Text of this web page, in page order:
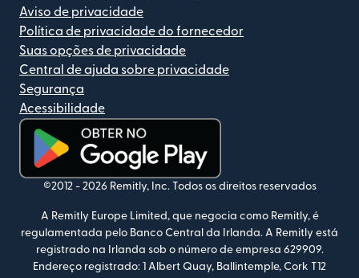
Aviso de privacidade
Política de privacidade do fornecedor
Suas opções de privacidade
Central de ajuda sobre privacidade
Segurança
Acessibilidade
(abre em uma nova janela)
©2012 - 2026 Remitly, Inc. Todos os direitos reservados
A Remitly Europe Limited, que negocia como Remitly, é
regulamentada pelo Banco Central da Irlanda. A Remitly está
registrado na Irlanda sob o número de empresa 629909.
Endereço registrado: 1 Albert Quay, Ballintemple, Cork T12